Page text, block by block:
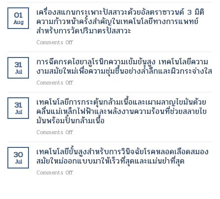
เทคโนโลยี
ทางการ
แพทย์
สมัย
ร้าย
แรง
งาม
สมัย
ใหม่
ผิว
อย่าง
เป็น
ใหม่
เทคโนโลยี
ของ
การ
จัดการ
หนัก
สมัย
ทางการ
แพทย์
สมัย
ใหม่
สำหรับ
รักษา
ภาวะ
หัวใจ
เต้น
จังหวะ
01
Aug
เครื่องสแกนกระเพาะปัสสาวะด้วยอัลตราซาวนด์ 3 มิติ
ความก้าวหน้าครั้งสำคัญในเทคโนโลยีทางการแพทย์
สำหรับการวัดปริมาตรปัสสาวะ
Comments Offon
สแกน
กระเพาะ
ปัสสาวะ
ด้วย
ซา
วนด์
3
มิติ
ความ
ครั้ง
สำคัญ
31
Jul
การฉีดกรดไฮยาลูโรนิกความเข้มข้นสูง เทคโนโลยีความ
งามสมัยใหม่เพื่อความชุ่มชื้นอย่างล้ำลึกและผิวกระจ่างใส
Comments Offon
ฉีด
กรด
ไฮ
ยา
ลู
นิก
ความ
เข้ม
ข้น
31
Jul
เทคโนโลยีการกระตุ้นกล้ามเนื้อและเผาผลาญไขมันด้วย
คลื่นแม่เหล็กไฟฟ้าและพลังงานความร้อนที่ช่วยสลายไข
มันพร้อมปั้นกล้ามเนื้อ
Comments Offon
การก
ระ
ตุ้
นก
30
Jul
เทคโนโลยีขั้นสูงสำหรับการวินิจฉัยโรคหลอดเลือดสมอง
สมัยใหม่ออกแบบมาให้เร็วที่สุดและแม่นยำที่สุด
Comments Offon